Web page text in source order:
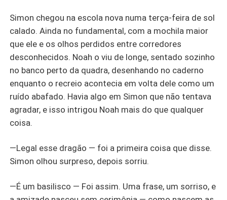
ousam amar sem medo. Desejos Proibidos é mais do que
um romance: é um manifesto sobre essência, liberdade e
a coragem de quebrar ciclos. Uma leitura emocionante
para quem acredita que o amor verdadeiro resiste ao
Simon chegou na escola nova numa terça-feira de sol
calado. Ainda no fundamental, com a mochila maior
que ele e os olhos perdidos entre corredores
desconhecidos. Noah o viu de longe, sentado sozinho
no banco perto da quadra, desenhando no caderno
enquanto o recreio acontecia em volta dele como um
ruído abafado. Havia algo em Simon que não tentava
agradar, e isso intrigou Noah mais do que qualquer
coisa.
—Legal esse dragão — foi a primeira coisa que disse.
Simon olhou surpreso, depois sorriu.
—É um basilisco — Foi assim. Uma frase, um sorriso, e